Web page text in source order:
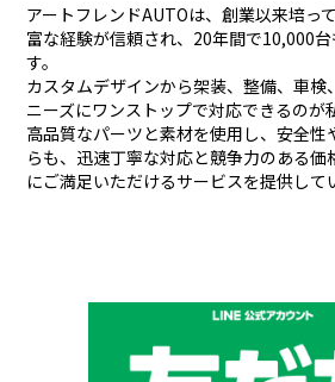
アートフレンドAUTOは、創業以来培っ
富な経験が信頼され、 20年間で10,000
す。
カスタムデザインから架装、整備、車検
ニーズにワンストップで対応できるのが
高品質なパーツと素材を使用し、安全性
らも、 迅速丁寧な対応と競争力のある価
にご満足いただけるサービスを提供して
メーカーと形状